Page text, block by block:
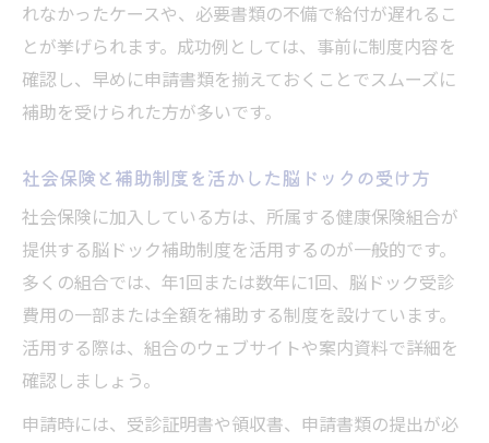
れなかったケースや、必要書類の不備で給付が遅れるこ
とが挙げられます。成功例としては、事前に制度内容を
確認し、早めに申請書類を揃えておくことでスムーズに
補助を受けられた方が多いです。
社会保険と補助制度を活かした脳ドックの受け方
社会保険に加入している方は、所属する健康保険組合が
提供する脳ドック補助制度を活用するのが一般的です。
多くの組合では、年1回または数年に1回、脳ドック受診
費用の一部または全額を補助する制度を設けています。
活用する際は、組合のウェブサイトや案内資料で詳細を
確認しましょう。
申請時には、受診証明書や領収書、申請書類の提出が必